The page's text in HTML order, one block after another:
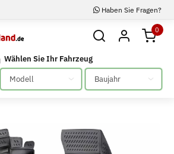
Haben Sie Fragen?
0
Wählen Sie Ihr Fahrzeug
Bitte auswählen Bitte auswählen